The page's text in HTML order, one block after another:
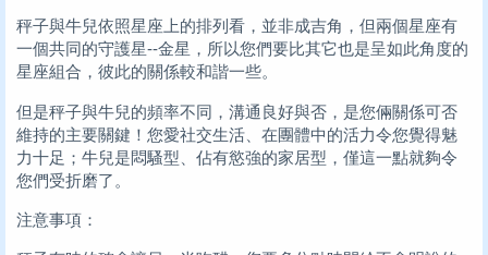
秤子與牛兒依照星座上的排列看，並非成吉角，但兩個星座有
一個共同的守護星--金星，所以您們要比其它也是呈如此角度的
星座組合，彼此的關係較和諧一些。
但是秤子與牛兒的頻率不同，溝通良好與否，是您倆關係可否
維持的主要關鍵！您愛社交生活、在團體中的活力令您覺得魅
力十足；牛兒是悶騷型、佔有慾強的家居型，僅這一點就夠令
您們受折磨了。
注意事項：